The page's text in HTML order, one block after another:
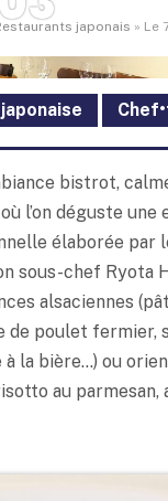
japonais » Le
bistrot,
l’on déguste une
élaborée par
sous-chef Ryota
alsaciennes
de poulet fermier,
à la bière…) ou
au parmesan,